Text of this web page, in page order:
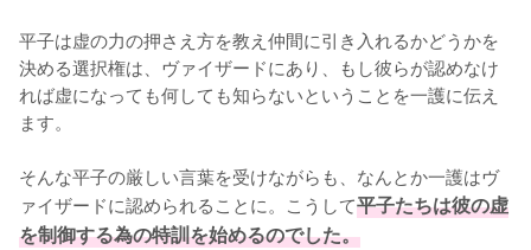
平子は虚の力の押さえ方を教え仲間に引き入れるかどうかを
決める選択権は、ヴァイザードにあり、もし彼らが認めなけ
れば虚になっても何しても知らないということを一護に伝え
ます。
そんな平子の厳しい言葉を受けながらも、なんとか一護はヴ
ァイザードに認められることに。こうして平子たちは彼の虚
を制御する為の特訓を始めるのでした。